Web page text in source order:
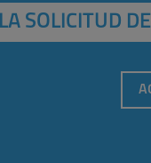
SOLICITUD